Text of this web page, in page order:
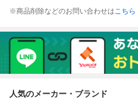
※商品削除などのお問い合わせはこちら
人気のメーカー・ブランド